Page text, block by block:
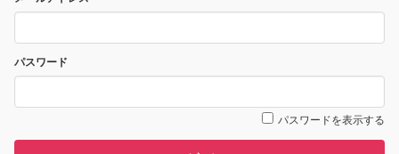
パスワード
パスワードを表示する